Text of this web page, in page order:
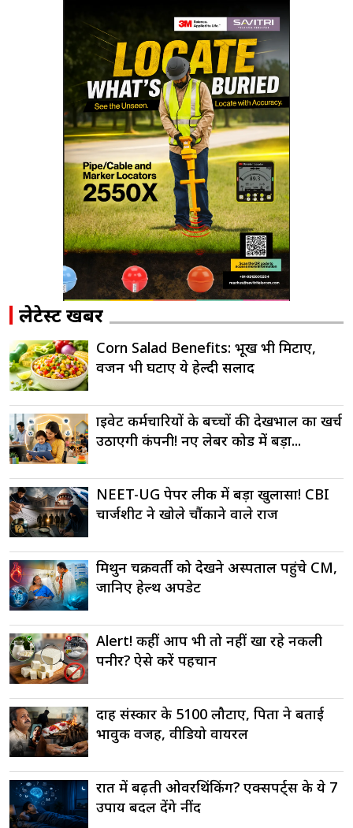
लेटेस्ट खबरें
Corn Salad Benefits: भूख भी मिटाए,
वजन भी घटाए ये हेल्दी सलाद
प्राइवेट कर्मचारियों के बच्चों की देखभाल का खर्च
उठाएगी कंपनी! नए लेबर कोड में बड़ा...
NEET-UG पेपर लीक में बड़ा खुलासा! CBI
चार्जशीट ने खोले चौंकाने वाले राज
मिथुन चक्रवर्ती को देखने अस्पताल पहुंचे CM,
जानिए हेल्थ अपडेट
Alert! कहीं आप भी तो नहीं खा रहे नकली
पनीर? ऐसे करें पहचान
दाह संस्कार के ₹5100 लौटाए, पिता ने बताई
भावुक वजह, वीडियो वायरल
रात में बढ़ती ओवरथिंकिंग? एक्सपर्ट्स के ये 7
उपाय बदल देंगे नींद